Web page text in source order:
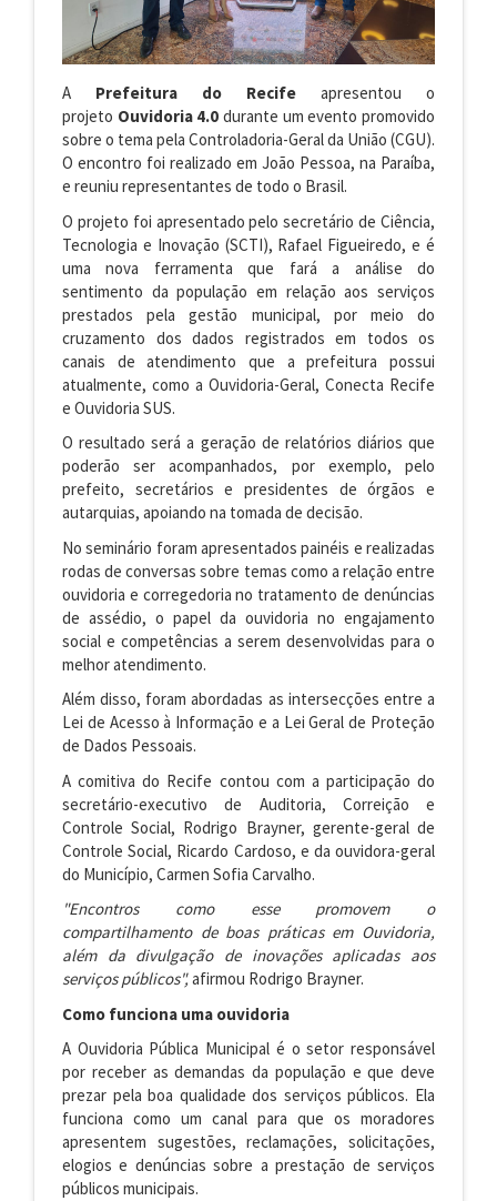
A Prefeitura do Recife apresentou o
projeto Ouvidoria 4.0 durante um evento promovido
sobre o tema pela Controladoria-Geral da União (CGU).
O encontro foi realizado em João Pessoa, na Paraíba,
e reuniu representantes de todo o Brasil.
O projeto foi apresentado pelo secretário de Ciência,
Tecnologia e Inovação (SCTI), Rafael Figueiredo, e é
uma nova ferramenta que fará a análise do
sentimento da população em relação aos serviços
prestados pela gestão municipal, por meio do
cruzamento dos dados registrados em todos os
canais de atendimento que a prefeitura possui
atualmente, como a Ouvidoria-Geral, Conecta Recife
e Ouvidoria SUS.
O resultado será a geração de relatórios diários que
poderão ser acompanhados, por exemplo, pelo
prefeito, secretários e presidentes de órgãos e
autarquias, apoiando na tomada de decisão.
No seminário foram apresentados painéis e realizadas
rodas de conversas sobre temas como a relação entre
ouvidoria e corregedoria no tratamento de denúncias
de assédio, o papel da ouvidoria no engajamento
social e competências a serem desenvolvidas para o
melhor atendimento.
Além disso, foram abordadas as intersecções entre a
Lei de Acesso à Informação e a Lei Geral de Proteção
de Dados Pessoais.
A comitiva do Recife contou com a participação do
secretário-executivo de Auditoria, Correição e
Controle Social, Rodrigo Brayner, gerente-geral de
Controle Social, Ricardo Cardoso, e da ouvidora-geral
do Município, Carmen Sofia Carvalho.
"Encontros como esse promovem o
compartilhamento de boas práticas em Ouvidoria,
além da divulgação de inovações aplicadas aos
serviços públicos",afirmou Rodrigo Brayner.
Como funciona uma ouvidoria
A Ouvidoria Pública Municipal é o setor responsável
por receber as demandas da população e que deve
prezar pela boa qualidade dos serviços públicos. Ela
funciona como um canal para que os moradores
apresentem sugestões, reclamações, solicitações,
elogios e denúncias sobre a prestação de serviços
públicos municipais.